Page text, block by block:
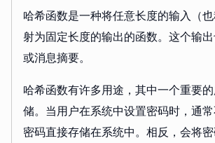
哈希函数是一种将任意长度的输入（
射为固定长度的输出的函数。这个输
或消息摘要。
哈希函数有许多用途，其中一个重要
储。当用户在系统中设置密码时，通
密码直接存储在系统中。相反，会将